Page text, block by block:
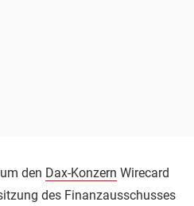
den Dax-Konzern Wirecard
des Finanzausschusses